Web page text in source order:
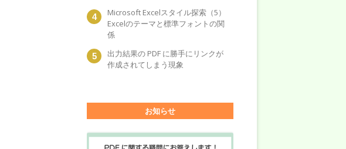
Microsoft Excelスタイル探索（5）
Excelのテーマと標準フォントの関
係
出力結果の PDF に勝手にリンクが
作成されてしまう現象
お知らせ